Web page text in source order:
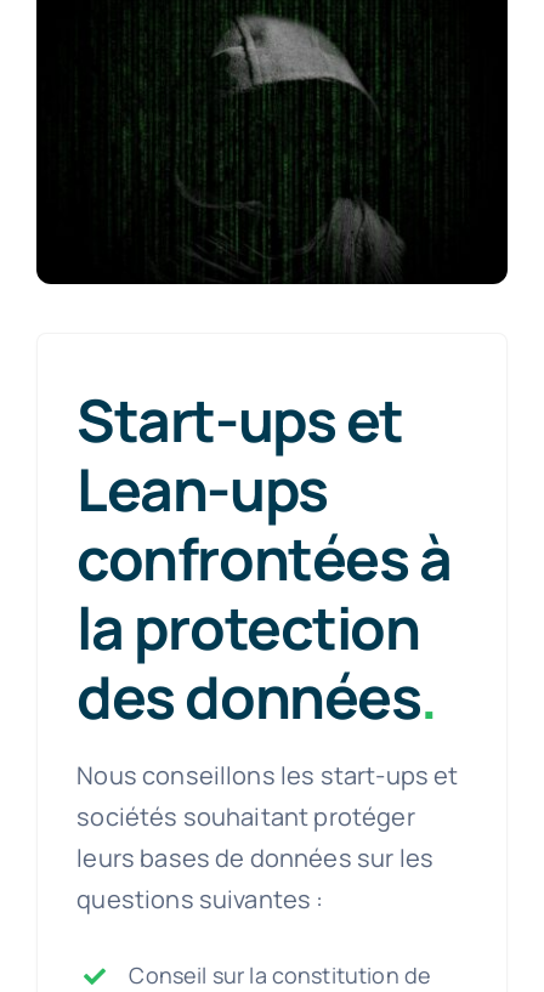
Start-ups et
Lean-ups
confrontées à
la protection
des données.
Nous conseillons les start-ups et
sociétés souhaitant protéger
leurs bases de données sur les
questions suivantes :
Conseil sur la constitution de